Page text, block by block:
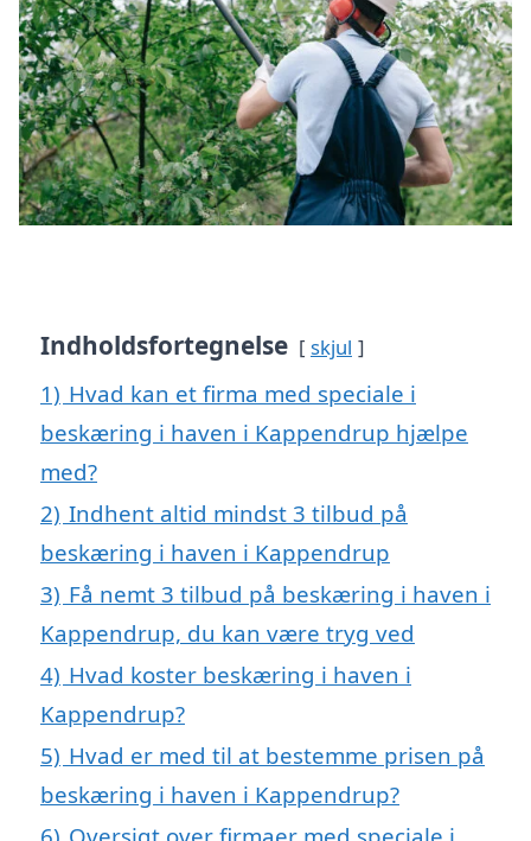
Indholdsfortegnelse skjul
1) Hvad kan et firma med speciale i
beskæring i haven i Kappendrup hjælpe
med?
2) Indhent altid mindst 3 tilbud på
beskæring i haven i Kappendrup
3) Få nemt 3 tilbud på beskæring i haven i
Kappendrup, du kan være tryg ved
4) Hvad koster beskæring i haven i
Kappendrup?
5) Hvad er med til at bestemme prisen på
beskæring i haven i Kappendrup?